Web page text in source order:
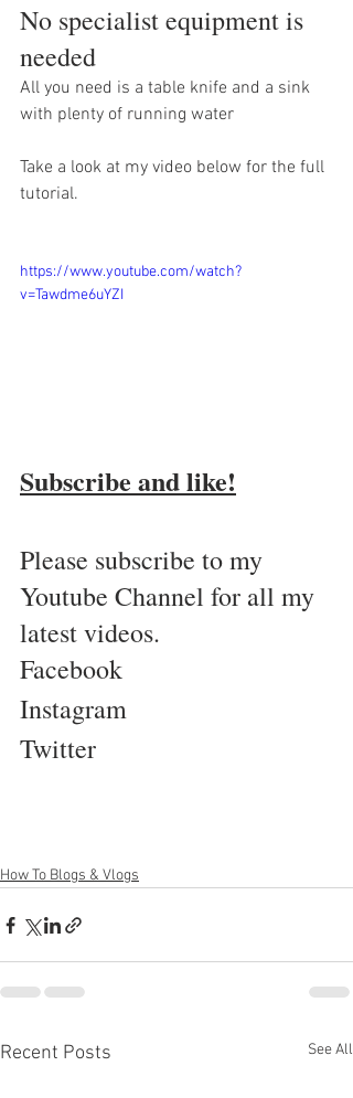
No specialist equipment is
needed
All you need is a table knife and a sink
with plenty of running water
Take a look at my video below for the full
tutorial.
https://www.youtube.com/watch?
v=Tawdme6uYZI
Subscribe and like!
Please subscribe to my
Youtube Channel for all my
latest videos.
Facebook
Instagram
Twitter
How To Blogs & Vlogs
Recent Posts See All